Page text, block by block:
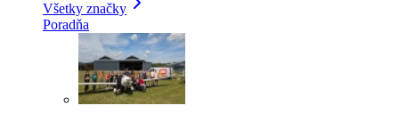
Všetky značky
Poradňa